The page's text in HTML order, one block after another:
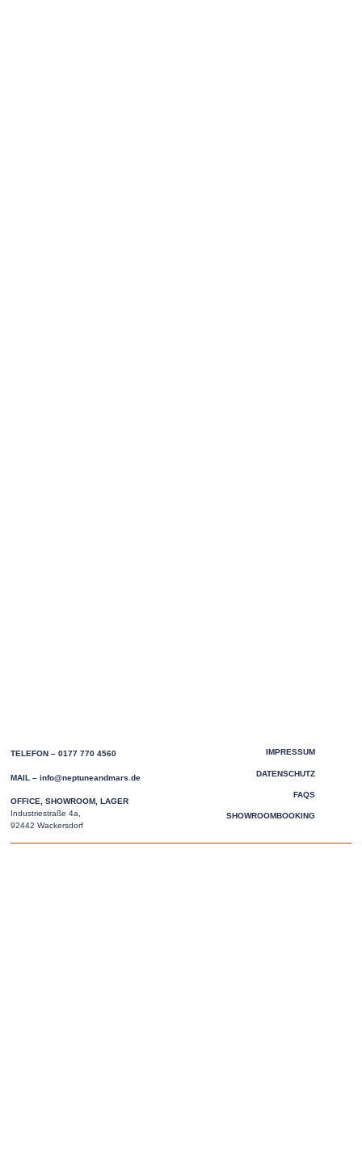
TELEFON – 0177 770 4560
MAIL –info@neptuneandmars.de
OFFICE, SHOWROOM, LAGER
Industriestraße 4a,
92442 Wackersdorf
IMPRESSUM
DATENSCHUTZ
FAQS
SHOWROOMBOOKING